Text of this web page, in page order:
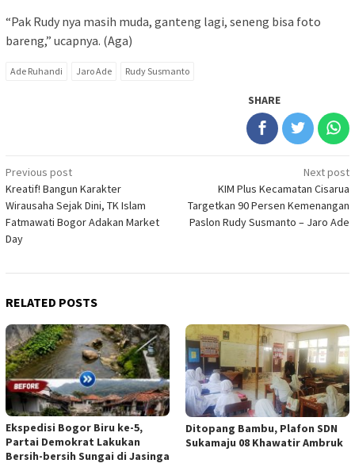
“Pak Rudy nya masih muda, ganteng lagi, seneng bisa foto
bareng,” ucapnya. (Aga)
Ade Ruhandi Jaro Ade Rudy Susmanto
SHARE
Post
navigation
Previous post
Kreatif! Bangun Karakter
Wirausaha Sejak Dini, TK Islam
Fatmawati Bogor Adakan Market
Day
Next post
KIM Plus Kecamatan Cisarua
Targetkan 90 Persen Kemenangan
Paslon Rudy Susmanto – Jaro Ade
RELATED POSTS
Ekspedisi Bogor Biru ke-5,
Partai Demokrat Lakukan
Bersih-bersih Sungai di Jasinga
Ditopang Bambu, Plafon SDN
Sukamaju 08 Khawatir Ambruk